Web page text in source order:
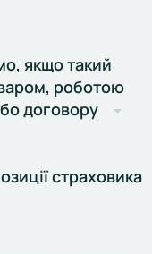
якщо такий
роботою
договору
страховика